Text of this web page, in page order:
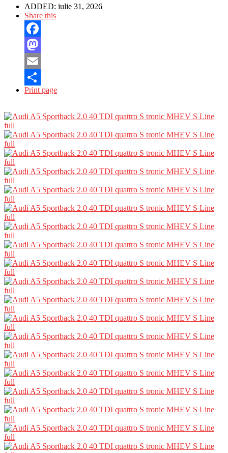
ADDED: iulie 31, 2026
Share this
Facebook
Mastodon
Email
Partajează
Print page